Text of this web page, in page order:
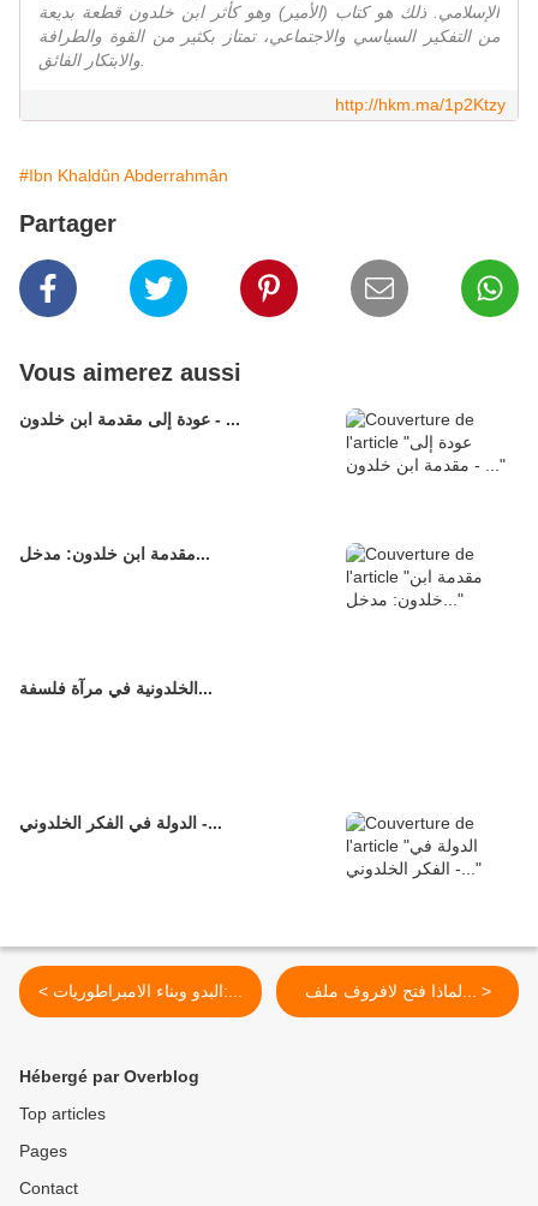
الإسلامي. ذلك هو كتاب (الأمير) وهو كأثر ابن خلدون قطعة بديعة
من التفكير السياسي والاجتماعي، تمتاز بكثير من القوة والطرافة
http://hkm.ma/1p2Ktzy
#Ibn Khaldûn Abderrahmân
Partager
Vous aimerez aussi
عودة إلى مقدمة ابن خلدون - ...
مقدمة ابن خلدون: مدخل...
الخلدونية في مرآة فلسفة...
الدولة في الفكر الخلدوني -...
< البدو وبناء الامبراطوريات:... لماذا فتح لافروف ملف... >
Hébergé par Overblog
Top articles
Pages
Contact